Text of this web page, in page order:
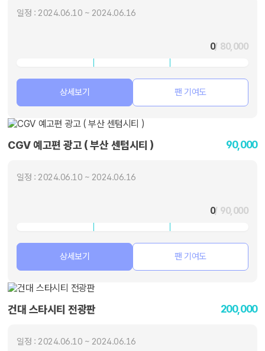
일정 : 2024.06.10 ~ 2024.06.16
0/ 80,000
상세보기 팬 기여도
CGV 예고편 광고 ( 부산 센텀시티 ) 90,000
일정 : 2024.06.10 ~ 2024.06.16
0/ 90,000
상세보기 팬 기여도
건대 스타시티 전광판 200,000
일정 : 2024.06.10 ~ 2024.06.16